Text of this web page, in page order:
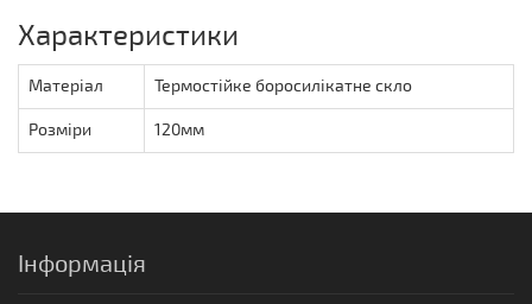
Характеристики
Матеріал Термостійке боросилікатне скло
Розміри 120мм
Інформація